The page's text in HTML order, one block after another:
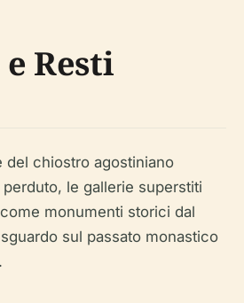
Resti
del chiostro agostiniano
le gallerie superstiti
monumenti storici dal
sul passato monastico